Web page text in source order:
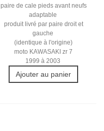
paire de cale pieds avant neufs
adaptable
produit livré par paire droit et
gauche
(identique à l'origine)
moto KAWASAKI zr 7
1999 à 2003
Ajouter au panier